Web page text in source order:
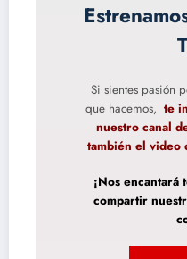
Si sientes pasión
que hacemos, te
nuestro canal
también el video
¡Nos encantará
compartir